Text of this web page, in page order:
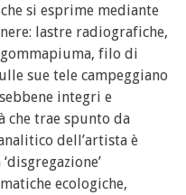
si esprime mediante
lastre radiografiche,
filo di
sue tele campeggiano
integri e
che trae spunto da
dell’artista è
ecologiche,